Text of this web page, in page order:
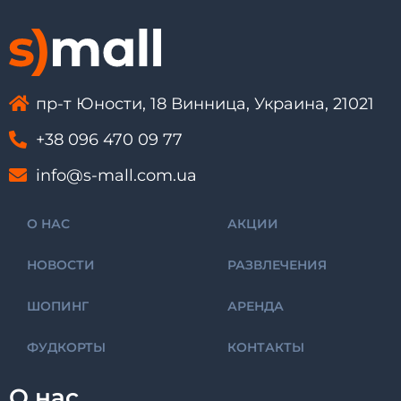
пр-т Юности, 18 Винница, Украина, 21021
+38 096 470 09 77
info@s-mall.com.ua
О НАС
НОВОСТИ
ШОПИНГ
ФУДКОРТЫ
АКЦИИ
РАЗВЛЕЧЕНИЯ
АРЕНДА
КОНТАКТЫ